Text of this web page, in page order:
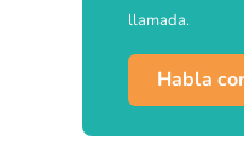
llamada.
Habla